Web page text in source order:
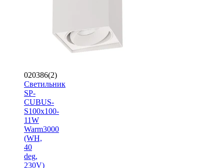
020386(2)
Светильник
SP-
CUBUS-
S100x100-
11W
Warm3000
(WH,
40
deg,
230V)